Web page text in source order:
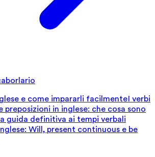
e come impararli facilmenteI verbi
preposizioni in inglese: che cosa sono
guida definitiva ai tempi verbali
Will, present continuous e be